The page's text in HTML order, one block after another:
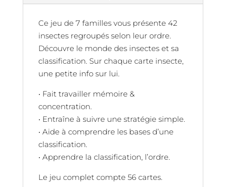
Ce jeu de 7 familles vous présente 42
insectes regroupés selon leur ordre.
Découvre le monde des insectes et sa
classification. Sur chaque carte insecte,
une petite info sur lui.
• Fait travailler mémoire &
concentration.
• Entraîne à suivre une stratégie simple.
• Aide à comprendre les bases d’une
classification.
• Apprendre la classification, l’ordre.
Le jeu complet compte 56 cartes.